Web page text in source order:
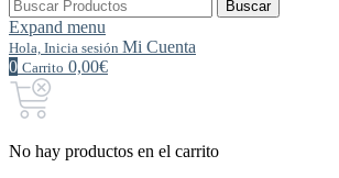
por:
Buscar
Expand menu
Hola, Inicia sesión Mi Cuenta
0 Carrito 0,00€
No hay productos en el carrito